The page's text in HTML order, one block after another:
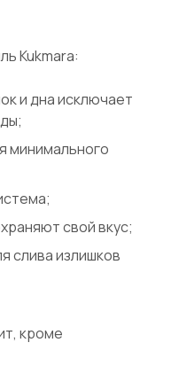
Kukmara:
и дна исключает
минимального
свой вкус;
слива излишков
кроме